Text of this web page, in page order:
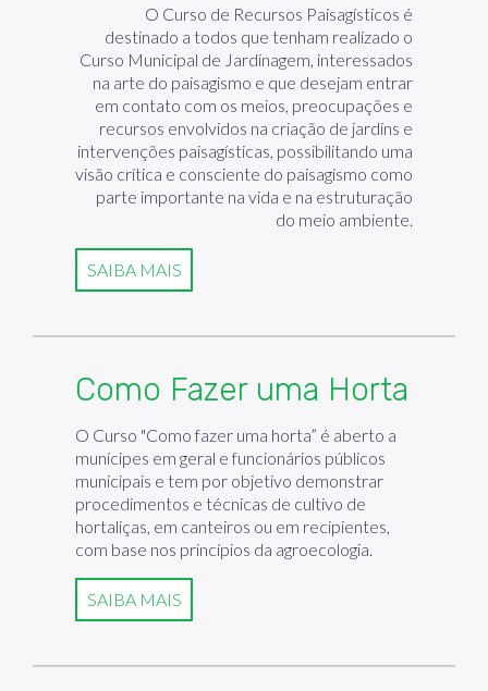
O Curso de Recursos Paisagísticos é
destinado a todos que tenham realizado o
Curso Municipal de Jardinagem, interessados
na arte do paisagismo e que desejam entrar
em contato com os meios, preocupações e
recursos envolvidos na criação de jardins e
intervenções paisagísticas, possibilitando uma
visão crítica e consciente do paisagismo como
parte importante na vida e na estruturação
do meio ambiente.
SAIBA MAIS
Como Fazer uma Horta
O Curso "Como fazer uma horta” é aberto a
munícipes em geral e funcionários públicos
municipais e tem por objetivo demonstrar
procedimentos e técnicas de cultivo de
hortaliças, em canteiros ou em recipientes,
com base nos princípios da agroecologia.
SAIBA MAIS